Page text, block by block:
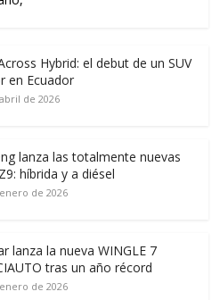
Hybrid: el debut de un SUV
en Ecuador
de 2026
lanza las totalmente nuevas
híbrida y a diésel
de 2026
lanza la nueva WINGLE 7
tras un año récord
de 2026